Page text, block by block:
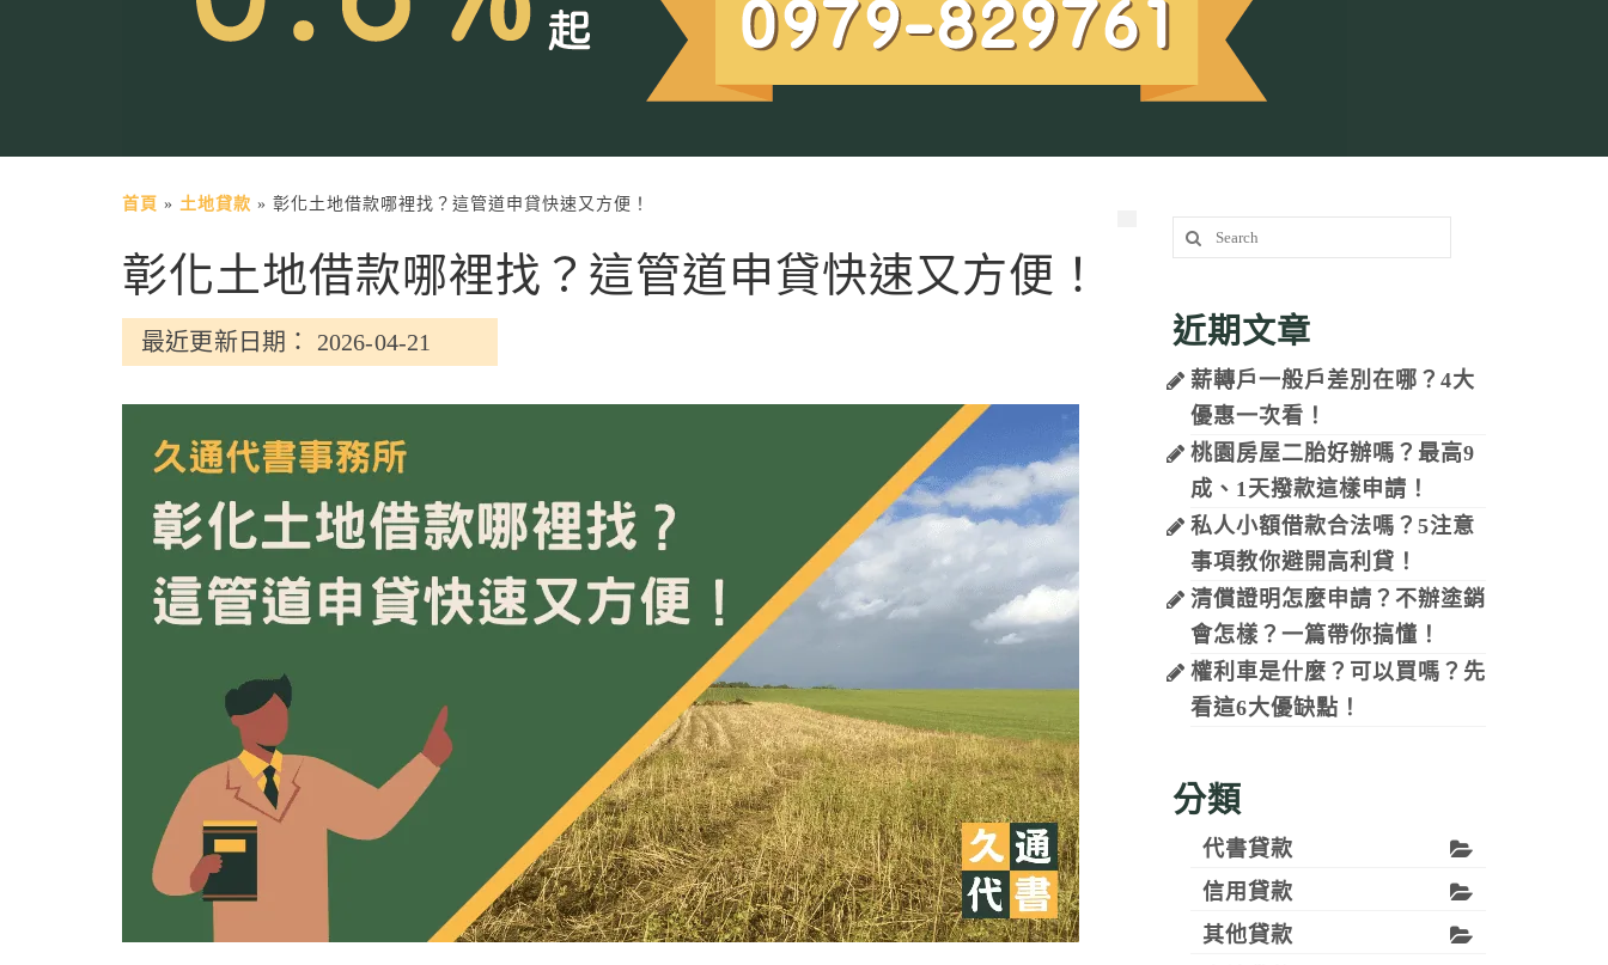
首頁 » 土地貸款 » 彰化土地借款哪裡找？這管道申貸快速又方便！
彰化土地借款哪裡找？這管道申貸快速又方便！
最近更新日期： 2026-04-21
Search
for:
近期文章
薪轉戶一般戶差別在哪？4大
優惠一次看！
桃園房屋二胎好辦嗎？最高9
成、1天撥款這樣申請！
私人小額借款合法嗎？5注意
事項教你避開高利貸！
清償證明怎麼申請？不辦塗銷
會怎樣？一篇帶你搞懂！
權利車是什麼？可以買嗎？先
看這6大優缺點！
分類
代書貸款
信用貸款
其他貸款